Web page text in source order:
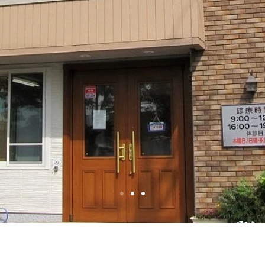
わり動物病
日本動物病院協会（JAHA）認定病院
名古屋ベテナリーコンサルテーション（NVC）提携病院